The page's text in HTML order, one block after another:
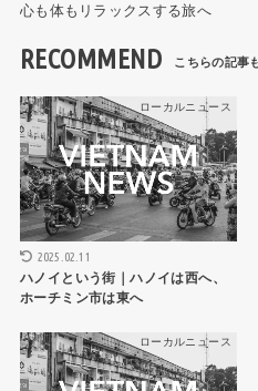
心も体もリラックスする旅へ
RECOMMEND
ローカルニュース
2025.02.11
ハノイという街｜ハノイは西へ、
ホーチミン市は東へ
ローカルニュース